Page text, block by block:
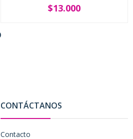
+
$13.000
CONTÁCTANOS
Contacto